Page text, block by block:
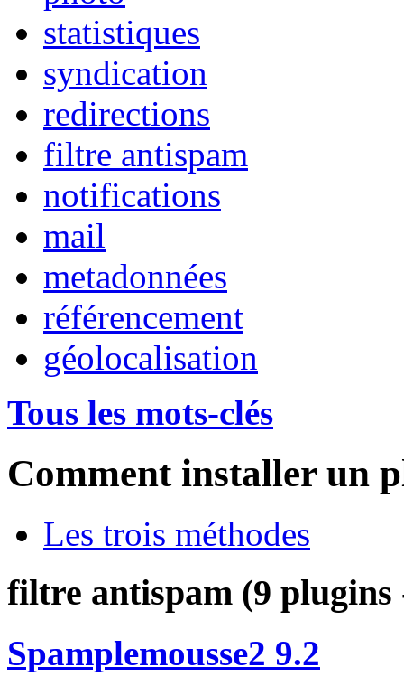
statistiques
syndication
redirections
filtre antispam
notifications
mail
metadonnées
référencement
géolocalisation
Tous les mots-clés
Comment installer un
Les trois méthodes
filtre antispam (9 plugins
Spamplemousse2 9.2